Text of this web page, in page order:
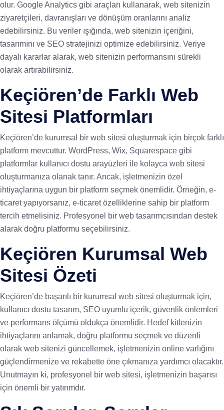
olur. Google Analytics gibi araçları kullanarak, web sitenizin
ziyaretçileri, davranışları ve dönüşüm oranlarını analiz
edebilirsiniz. Bu veriler ışığında, web sitenizin içeriğini,
tasarımını ve SEO stratejinizi optimize edebilirsiniz. Veriye
dayalı kararlar alarak, web sitenizin performansını sürekli
olarak artırabilirsiniz.
Keçiören’de Farklı Web
Sitesi Platformları
Keçiören’de kurumsal bir web sitesi oluşturmak için birçok farklı
platform mevcuttur. WordPress, Wix, Squarespace gibi
platformlar kullanıcı dostu arayüzleri ile kolayca web sitesi
oluşturmanıza olanak tanır. Ancak, işletmenizin özel
ihtiyaçlarına uygun bir platform seçmek önemlidir. Örneğin, e-
ticaret yapıyorsanız, e-ticaret özelliklerine sahip bir platform
tercih etmelisiniz. Profesyonel bir web tasarımcısından destek
alarak doğru platformu seçebilirsiniz.
Keçiören Kurumsal Web
Sitesi Özeti
Keçiören’de başarılı bir kurumsal web sitesi oluşturmak için,
kullanıcı dostu tasarım, SEO uyumlu içerik, güvenlik önlemleri
ve performans ölçümü oldukça önemlidir. Hedef kitlenizin
ihtiyaçlarını anlamak, doğru platformu seçmek ve düzenli
olarak web sitenizi güncellemek, işletmenizin online varlığını
güçlendirmenize ve rekabette öne çıkmanıza yardımcı olacaktır.
Unutmayın ki, profesyonel bir web sitesi, işletmenizin başarısı
için önemli bir yatırımdır.